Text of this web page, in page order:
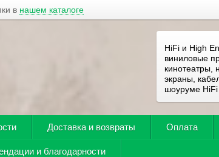
в нашем каталоге
HiFi и High
виниловые
кинотеатры,
экраны,
шоуруме HiFi
Доставка и возвраты Оплата
и благодарности